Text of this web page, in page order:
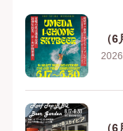
（
（